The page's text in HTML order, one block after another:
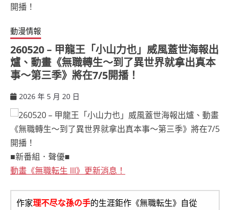
動漫情報
260520 – 甲龍王「小山力也」威風蓋世海報出
爐、動畫《無職轉生～到了異世界就拿出真本
事～第三季》將在7/5開播！
2026 年 5 月 20 日
■新番組．聲優■
動畫《無職転生 III》更新消息！
作家理不尽な孫の手的生涯鉅作《無職転生》自從